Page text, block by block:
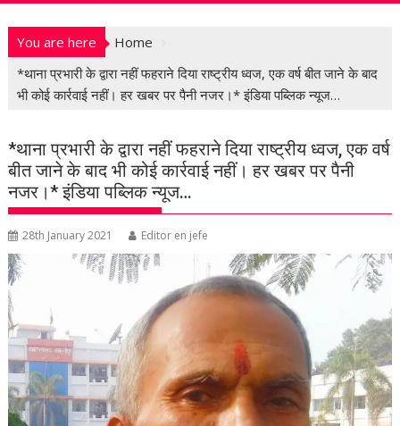
You are here
Home
*थाना प्रभारी के द्वारा नहीं फहराने दिया राष्ट्रीय ध्वज, एक वर्ष बीत जाने के बाद
भी कोई कार्रवाई नहीं। हर खबर पर पैनी नजर।* इंडिया पब्लिक न्यूज…
*थाना प्रभारी के द्वारा नहीं फहराने दिया राष्ट्रीय ध्वज, एक वर्ष
बीत जाने के बाद भी कोई कार्रवाई नहीं। हर खबर पर पैनी
नजर।* इंडिया पब्लिक न्यूज…
28th January 2021 Editor en jefe